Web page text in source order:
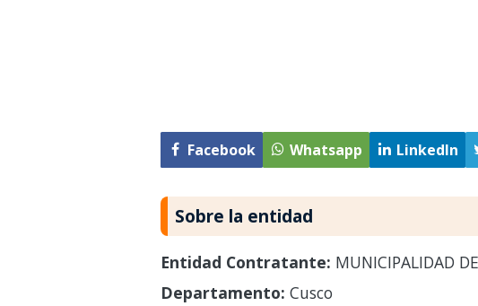
Facebook Whatsapp LinkedIn
Sobre la entidad
Entidad Contratante: MUNICIPALIDAD
Departamento: Cusco